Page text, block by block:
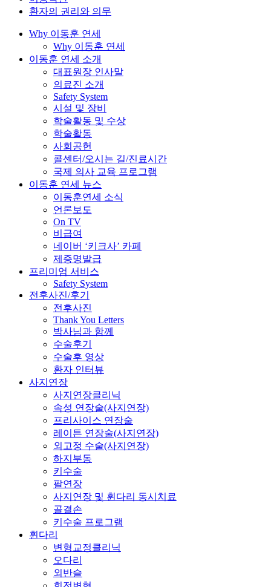
환자의 권리와 의무
Why 이동훈 연세
Why 이동훈 연세
이동훈 연세 소개
대표원장 인사말
의료진 소개
Safety System
시설 및 장비
학술활동 및 수상
학술활동
사회공헌
콜센터/오시는 길/진료시간
국제 의사 교육 프로그램
이동훈 연세 뉴스
이동훈연세 소식
언론보도
On TV
비급여
네이버 ‘키크사’ 카페
제증명발급
프리미엄 서비스
Safety System
전후사진/후기
전후사진
Thank You Letters
박사님과 함께
수술후기
수술후 영상
환자 인터뷰
사지연장
사지연장클리닉
속성 연장술(사지연장)
프리사이스 연장술
레이튼 연장술(사지연장)
외고정 수술(사지연장)
하지부동
키수술
팔연장
사지연장 및 휜다리 동시치료
골결손
키수술 프로그램
휜다리
변형교정클리닉
오다리
외반슬